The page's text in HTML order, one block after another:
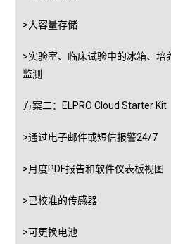
>大容量存储
>实验室、临床试验中的冰箱、培
监测
方案二：ELPRO Cloud Starter Kit
>通过电子邮件或短信报警24/7
>月度PDF报告和软件仪表板视图
>已校准的传感器
>可更换电池